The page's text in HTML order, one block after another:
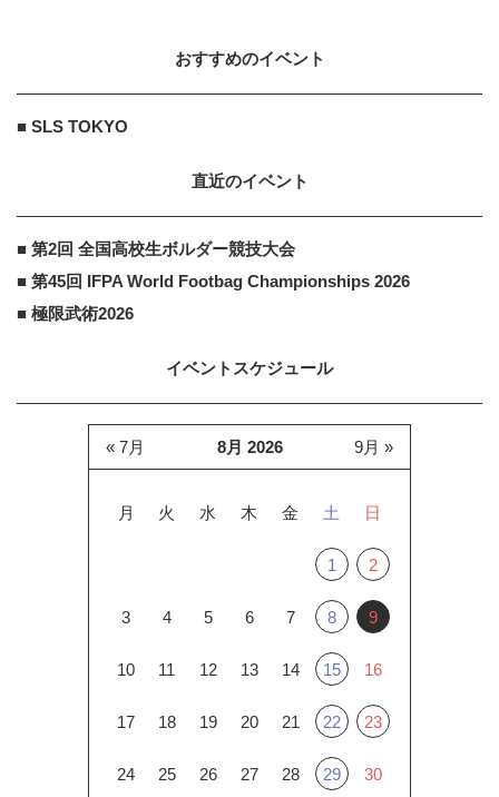
くらしの話題
おすすめのイベント
■ SLS TOKYO
直近のイベント
■ 第2回 全国高校生ボルダー競技大会
■ 第45回 IFPA World Footbag Championships 2026
■ 極限武術2026
イベントスケジュール
8月 2026
月 火 水 木 金 土 日
1 2
3 4 5 6 7 8 9
10 11 12 13 14 15 16
17 18 19 20 21 22 23
24 25 26 27 28 29 30
« 7月 9月 »